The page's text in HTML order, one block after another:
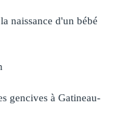
naissance d'un bébé
gencives à Gatineau-